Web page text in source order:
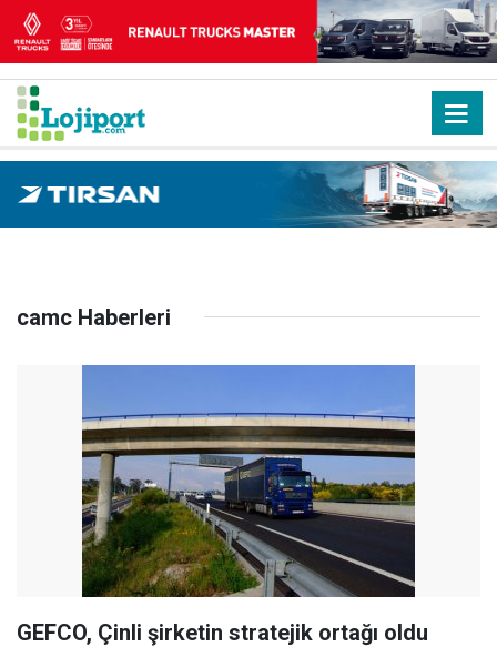
camc Haberleri
GEFCO, Çinli şirketin stratejik ortağı oldu